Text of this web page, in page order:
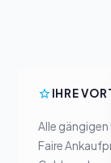
IHRE
Alle gängigen
Faire